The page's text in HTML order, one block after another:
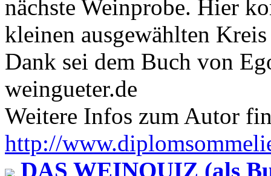
nächste Weinprobe. Hier
kleinen ausgewählten
Dank sei dem Buch von
weingueter.de
Weitere Infos zum Autor
http://
DAS WEINQUIZ (als